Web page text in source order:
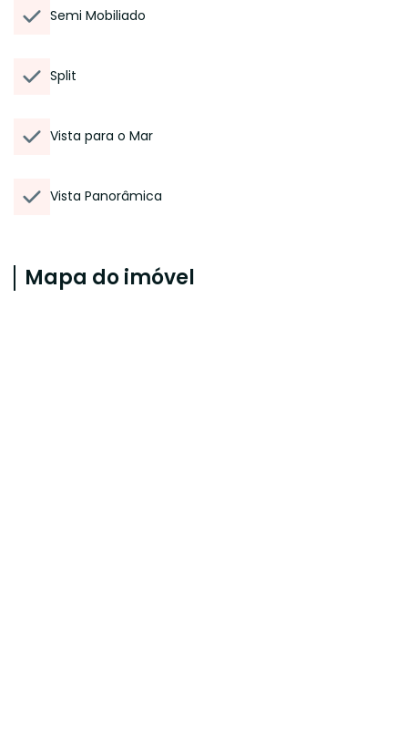
Semi Mobiliado
Split
Vista para o Mar
Vista Panorâmica
Mapa do imóvel